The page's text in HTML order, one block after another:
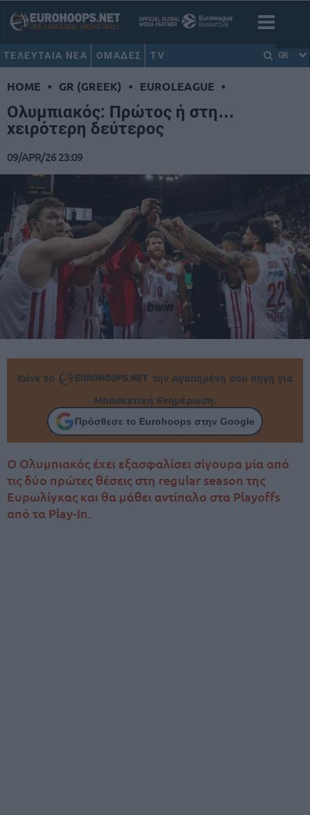
ΤΕΛΕΥΤΑΙΑ ΝΕΑ ΟΜΑΔΕΣ TV GR
HOME • GR (GREEK) • EUROLEAGUE •
Ολυμπιακός: Πρώτος ή στη…
χειρότερη δεύτερος
09/APR/26 23:09
Κάνε το
την Αγαπημένη σου πηγή για
Μπασκετική Ενημέρωση.
Πρόσθεσε το Eurohoops στην Google
Ο Ολυμπιακός έχει εξασφαλίσει σίγουρα μία από
τις δύο πρώτες θέσεις στη regular season της
Ευρωλίγκας και θα μάθει αντίπαλο στα Playoffs
από τα Play-In.